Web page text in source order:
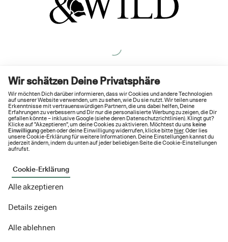
Wir schätzen Deine Privatsphäre
Wir möchten Dich darüber informieren, dass wir Cookies und andere Technologien
auf unserer Website verwenden, um zu sehen, wie Du sie nutzt. Wir teilen unsere
Erkenntnisse mit vertrauenswürdigen Partnern, die uns dabei helfen, Deine
Erfahrungen zu verbessern und Dir nur die personalisierte Werbung zu zeigen, die Dir
gefallen könnte – inklusive Google (siehe deren Datenschutzrichtlinien). Klingt gut?
Klicke auf "Akzeptieren", um deine Cookies zu aktivieren. Möchtest du uns keine
Einwilligunggeben oder deine Einwilligung widerrufen, klicke bittehier. Oder lies
unsere Cookie-Erklärung für weitere Informationen. Deine Einstellungen kannst du
jederzeit ändern, indem du unten auf jeder beliebigen Seite die Cookie-Einstellungen
aufrufst.
Cookie-Erklärung
Alle akzeptieren
Details zeigen
Alle ablehnen